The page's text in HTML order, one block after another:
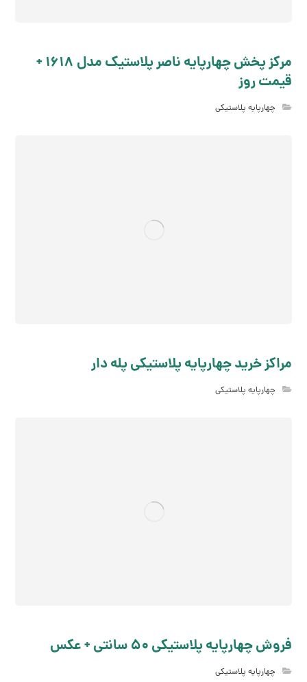
مرکز پخش چهارپایه ناصر پلاستیک مدل 1618 +
قیمت روز
چهارپایه پلاستیکی
مراکز خرید چهارپایه پلاستیکی پله دار
چهارپایه پلاستیکی
فروش چهارپایه پلاستیکی 50 سانتی + عکس
چهارپایه پلاستیکی